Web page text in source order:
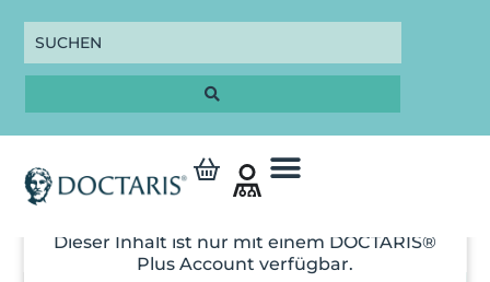
Dieser Inhalt ist nur mit einem DOCTARIS®
Plus Account verfügbar.